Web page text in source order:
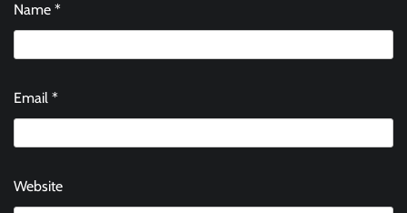
Name *
Email *
Website